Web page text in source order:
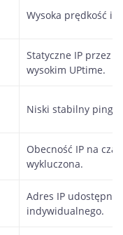
Wysoka prędkość i
Statyczne IP przez
wysokim UPtime.
Niski stabilny ping.
Obecność IP na
wykluczona.
Adres IP
indywidualnego.